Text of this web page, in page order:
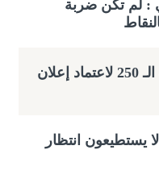
: لم تكن ضربة
ترجمات: الذكرى السنوية الـ 250 لاعتماد إعلان
يستطيعون انتظار